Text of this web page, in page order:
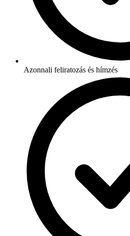
Azonnali feliratozás és hímzés